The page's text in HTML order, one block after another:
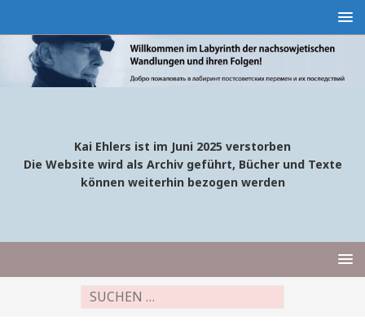
Kai Ehlers ist im Juni 2025 verstorben
Die Website wird als Archiv geführt, Bücher und Texte
können weiterhin bezogen werden